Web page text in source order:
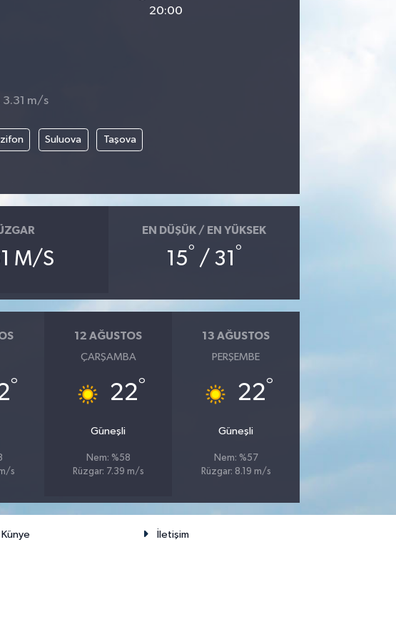
20:00
3.31 m/s
Suluova Taşova
M/S
EN DÜŞÜK / EN YÜKSEK
15° / 31 °
°
s
12 AĞUSTOS
ÇARŞAMBA
22°
Güneşli
Nem: %58
Rüzgar: 7.39 m/s
13 AĞUSTOS
PERŞEMBE
22°
Güneşli
Nem: %57
Rüzgar: 8.19 m/s
Künye İletişim